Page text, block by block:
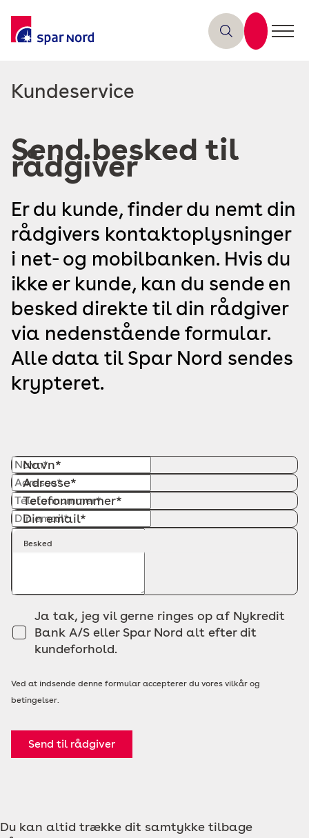
Læs
Kundeservice
Send besked til
rådgiver
Er du kunde, finder du nemt din
rådgivers kontaktoplysninger
i net- og mobilbanken. Hvis du
ikke er kunde, kan du sende en
besked direkte til din rådgiver
via nedenstående formular.
Alle data til Spar Nord sendes
krypteret.
Navn*
Adresse*
Telefonnummer*
Din email*
Besked
Ja tak, jeg vil gerne ringes op af Nykredit
Bank A/S eller Spar Nord alt efter dit
kundeforhold.
Ved at indsende denne formular accepterer du vores vilkår og
betingelser.
Send til rådgiver
Du kan altid trække dit samtykke tilbage